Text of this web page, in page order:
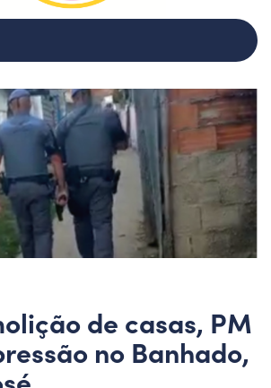
de casas, PM
no Banhado,